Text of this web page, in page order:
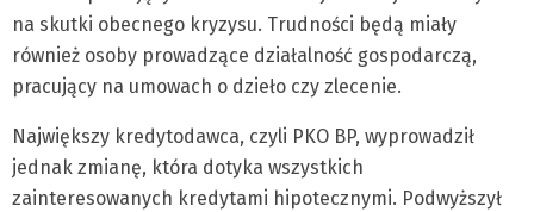
na skutki obecnego kryzysu. Trudności będą miały
również osoby prowadzące działalność gospodarczą,
pracujący na umowach o dzieło czy zlecenie.
Największy kredytodawca, czyli PKO BP, wyprowadził
jednak zmianę, która dotyka wszystkich
zainteresowanych kredytami hipotecznymi. Podwyższył